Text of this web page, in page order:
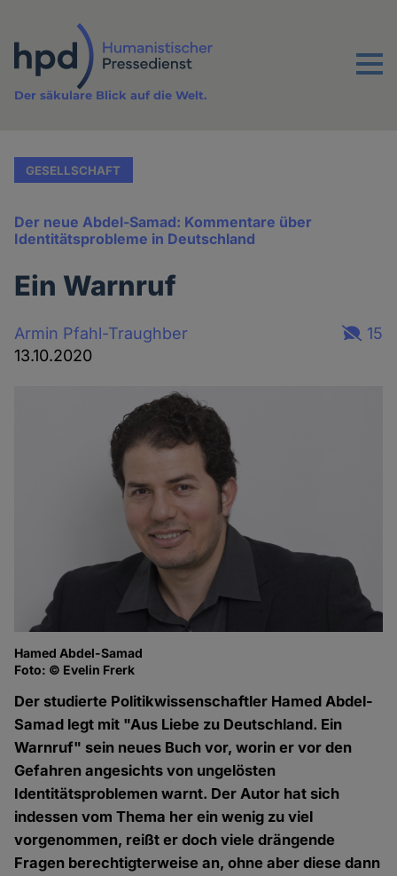
Inhalt
Menu
Der säkulare Blick auf die Welt.
GESELLSCHAFT
Der neue Abdel-Samad: Kommentare über
Identitätsprobleme in Deutschland
Ein Warnruf
Armin Pfahl-Traughber
13.10.2020
15
Hamed Abdel-Samad
Foto: © Evelin Frerk
Der studierte Politikwissenschaftler Hamed Abdel-
Samad legt mit "Aus Liebe zu Deutschland. Ein
Warnruf" sein neues Buch vor, worin er vor den
Gefahren angesichts von ungelösten
Identitätsproblemen warnt. Der Autor hat sich
indessen vom Thema her ein wenig zu viel
vorgenommen, reißt er doch viele drängende
Fragen berechtigterweise an, ohne aber diese dann